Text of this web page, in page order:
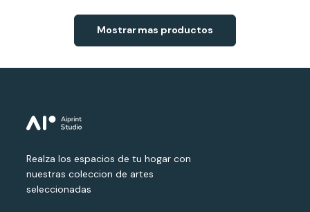
Mostrar mas productos
Realza los espacios de tu hogar con
nuestras coleccion de artes
seleccionadas